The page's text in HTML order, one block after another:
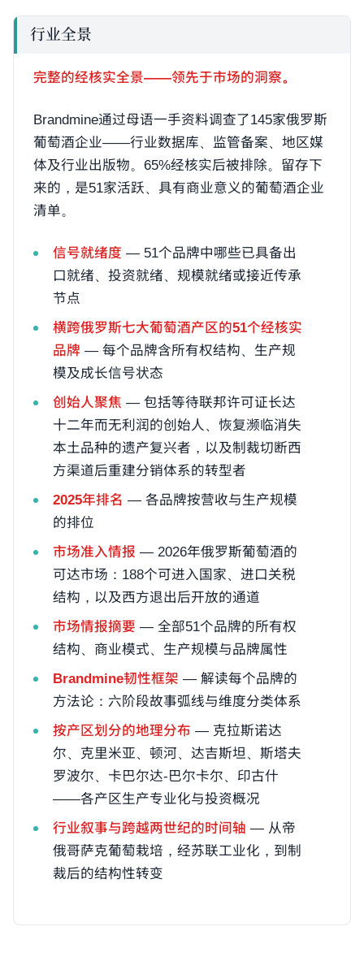
行业全景
完整的经核实全景——领先于市场的洞察。
Brandmine通过母语一手资料调查了145家俄罗斯
葡萄酒企业——行业数据库、监管备案、地区媒
体及行业出版物。65%经核实后被排除。留存下
来的，是51家活跃、具有商业意义的葡萄酒企业
清单。
信号就绪度 — 51个品牌中哪些已具备出
口就绪、投资就绪、规模就绪或接近传承
节点
横跨俄罗斯七大葡萄酒产区的51个经核实
品牌 — 每个品牌含所有权结构、生产规
模及成长信号状态
创始人聚焦 — 包括等待联邦许可证长达
十二年而无利润的创始人、恢复濒临消失
本土品种的遗产复兴者，以及制裁切断西
方渠道后重建分销体系的转型者
2025年排名 — 各品牌按营收与生产规模
的排位
市场准入情报 — 2026年俄罗斯葡萄酒的
可达市场：188个可进入国家、进口关税
结构，以及西方退出后开放的通道
市场情报摘要 — 全部51个品牌的所有权
结构、商业模式、生产规模与品牌属性
Brandmine韧性框架 — 解读每个品牌的
方法论：六阶段故事弧线与维度分类体系
按产区划分的地理分布 — 克拉斯诺达
尔、克里米亚、顿河、达吉斯坦、斯塔夫
罗波尔、卡巴尔达-巴尔卡尔、印古什
——各产区生产专业化与投资概况
行业叙事与跨越两世纪的时间轴 — 从帝
俄哥萨克葡萄栽培，经苏联工业化，到制
裁后的结构性转变